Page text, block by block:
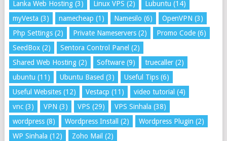
Lanka Web Hosting(3) Linux VPS (2) Lubuntu (14)
myVesta (3) namecheap (1) Namesilo (6) OpenVPN (3)
Php Settings(2) Private Nameservers(2) Promo Code(6)
SeedBox(2) Sentora Control Panel (2)
Shared Web Hosting(2) Software(9) truecaller(2)
ubuntu (11) Ubuntu Based (3) Useful Tips(6)
Useful Websites(12) Vestacp (11) video tutorial (4)
vnc(3) VPN (3) VPS (29) VPS Sinhala (38)
wordpress(8) Wordpress Install (2) Wordpress Plugin (2)
WP Sinhala (12) Zoho Mail (2)